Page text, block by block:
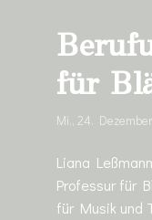
für
Mi., 24.
Liana
Professur für
für Musik und